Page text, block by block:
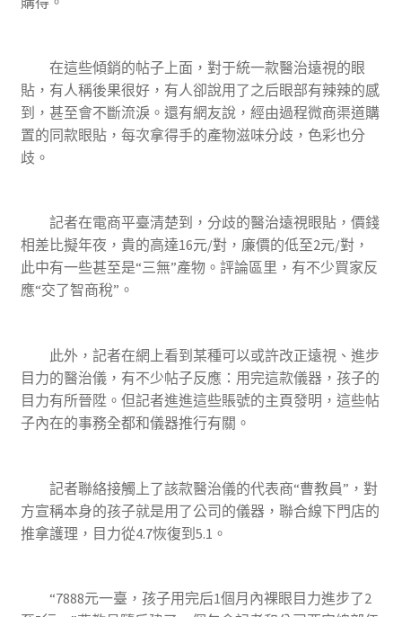
在這些傾銷的帖子上面，對于統一款醫治遠視的眼
貼，有人稱後果很好，有人卻說用了之后眼部有辣辣的感
到，甚至會不斷流淚。還有網友說，經由過程微商渠道購
置的同款眼貼，每次拿得手的產物滋味分歧，色彩也分
歧。
記者在電商平臺清楚到，分歧的醫治遠視眼貼，價錢
相差比擬年夜，貴的高達16元/對，廉價的低至2元/對，
此中有一些甚至是“三無”產物。評論區里，有不少買家反
應“交了智商稅”。
此外，記者在網上看到某種可以或許改正遠視、進步
目力的醫治儀，有不少帖子反應：用完這款儀器，孩子的
目力有所晉陞。但記者進進這些賬號的主頁發明，這些帖
子內在的事務全都和儀器推行有關。
記者聯絡接觸上了該款醫治儀的代表商“曹教員”，對
方宣稱本身的孩子就是用了公司的儀器，聯合線下門店的
推拿護理，目力從4.7恢復到5.1。
“7888元一臺，孩子用完后1個月內裸眼目力進步了2